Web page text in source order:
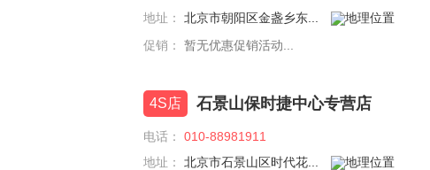
地址：
北京市朝阳区金盏乡东...
促销：
暂无优惠促销活动...
4S店 石景山保时捷中心专营店
电话：
010-88981911
地址：
北京市石景山区时代花...